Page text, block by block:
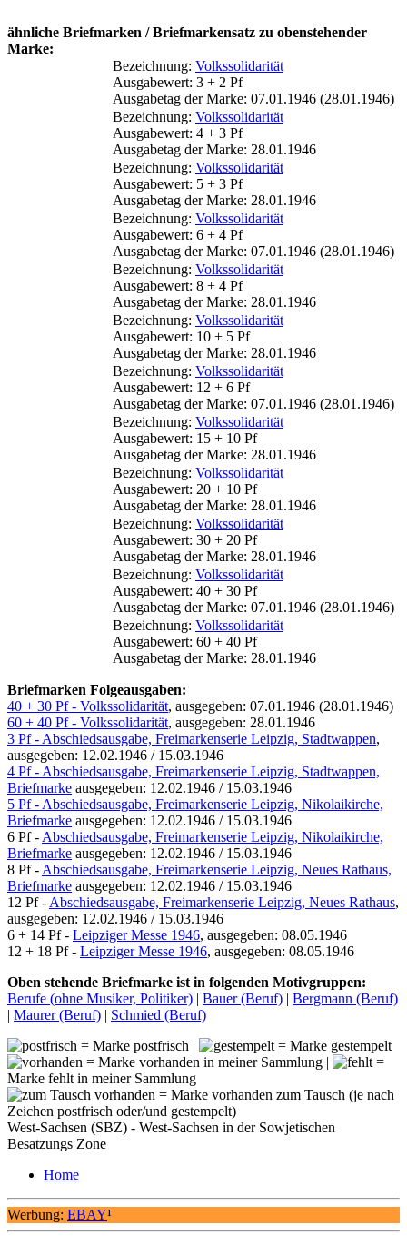
ähnliche Briefmarken / Briefmarkensatz zu obenstehender
Marke:
Bezeichnung: Volkssolidarität
Ausgabewert: 3 + 2 Pf
Ausgabetag der Marke: 07.01.1946 (28.01.1946)
Bezeichnung: Volkssolidarität
Ausgabewert: 4 + 3 Pf
Ausgabetag der Marke: 28.01.1946
Bezeichnung: Volkssolidarität
Ausgabewert: 5 + 3 Pf
Ausgabetag der Marke: 28.01.1946
Bezeichnung: Volkssolidarität
Ausgabewert: 6 + 4 Pf
Ausgabetag der Marke: 07.01.1946 (28.01.1946)
Bezeichnung: Volkssolidarität
Ausgabewert: 8 + 4 Pf
Ausgabetag der Marke: 28.01.1946
Bezeichnung: Volkssolidarität
Ausgabewert: 10 + 5 Pf
Ausgabetag der Marke: 28.01.1946
Bezeichnung: Volkssolidarität
Ausgabewert: 12 + 6 Pf
Ausgabetag der Marke: 07.01.1946 (28.01.1946)
Bezeichnung: Volkssolidarität
Ausgabewert: 15 + 10 Pf
Ausgabetag der Marke: 28.01.1946
Bezeichnung: Volkssolidarität
Ausgabewert: 20 + 10 Pf
Ausgabetag der Marke: 28.01.1946
Bezeichnung: Volkssolidarität
Ausgabewert: 30 + 20 Pf
Ausgabetag der Marke: 28.01.1946
Bezeichnung: Volkssolidarität
Ausgabewert: 40 + 30 Pf
Ausgabetag der Marke: 07.01.1946 (28.01.1946)
Bezeichnung: Volkssolidarität
Ausgabewert: 60 + 40 Pf
Ausgabetag der Marke: 28.01.1946
Briefmarken Folgeausgaben:
40 + 30 Pf - Volkssolidarität, ausgegeben: 07.01.1946 (28.01.1946)
60 + 40 Pf - Volkssolidarität, ausgegeben: 28.01.1946
3 Pf - Abschiedsausgabe, Freimarkenserie Leipzig, Stadtwappen,
ausgegeben: 12.02.1946 / 15.03.1946
4 Pf - Abschiedsausgabe, Freimarkenserie Leipzig, Stadtwappen,
Briefmarke ausgegeben: 12.02.1946 / 15.03.1946
5 Pf - Abschiedsausgabe, Freimarkenserie Leipzig, Nikolaikirche,
Briefmarke ausgegeben: 12.02.1946 / 15.03.1946
6 Pf - Abschiedsausgabe, Freimarkenserie Leipzig, Nikolaikirche,
Briefmarke ausgegeben: 12.02.1946 / 15.03.1946
8 Pf - Abschiedsausgabe, Freimarkenserie Leipzig, Neues Rathaus,
Briefmarke ausgegeben: 12.02.1946 / 15.03.1946
12 Pf - Abschiedsausgabe, Freimarkenserie Leipzig, Neues Rathaus,
ausgegeben: 12.02.1946 / 15.03.1946
6 + 14 Pf - Leipziger Messe 1946, ausgegeben: 08.05.1946
12 + 18 Pf - Leipziger Messe 1946, ausgegeben: 08.05.1946
Oben stehende Briefmarke ist in folgenden Motivgruppen:
Berufe (ohne Musiker, Politiker) | Bauer (Beruf) | Bergmann (Beruf)
| Maurer (Beruf) | Schmied (Beruf)
= Marke postfrisch |
= Marke gestempelt
= Marke vorhanden in meiner Sammlung |
=
Marke fehlt in meiner Sammlung
= Marke vorhanden zum Tausch (je nach
Zeichen postfrisch oder/und gestempelt)
West-Sachsen (SBZ) - West-Sachsen in der Sowjetischen
Besatzungs Zone
Home
Werbung: EBAY¹